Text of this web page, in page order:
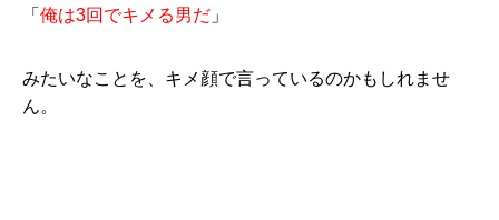
「 俺は3回でキメる男だ 」
みたいなことを、キメ顔で言っているのかもしれませ
ん。